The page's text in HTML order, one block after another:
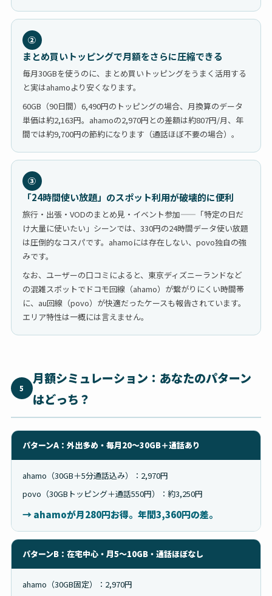
②
まとめ買いトッピングで月額をさらに圧縮できる
毎月30GBを使うのに、まとめ買いトッピングをうまく活用する
と実はahamoより安くなります。
60GB（90日間）6,490円のトッピングの場合、月換算のデータ
単価は約2,163円。ahamoの2,970円との差額は約807円/月、年
間では約9,700円の節約になります（通話ほぼ不要の場合）。
③
「24時間使い放題」のスポット利用が破壊的に便利
旅行・出張・VODのまとめ見・イベント参加——「特定の日だ
け大量に使いたい」シーンでは、330円の24時間データ使い放題
は圧倒的なコスパです。ahamoには存在しない、povo独自の強
みです。
なお、ユーザーの口コミによると、東京ディズニーランドなど
の混雑スポットでドコモ回線（ahamo）が繋がりにくい時間帯
に、au回線（povo）が快適だったケースも報告されています。
エリア特性は一概には言えません。
5
月額シミュレーション：あなたのパターン
はどっち？
パターンA：外出多め・毎月20〜30GB＋通話あり
ahamo（30GB＋5分通話込み）：2,970円
povo（30GBトッピング＋通話550円）：約3,250円
→ ahamoが月280円お得。年間3,360円の差。
パターンB：在宅中心・月5〜10GB・通話ほぼなし
ahamo（30GB固定）：2,970円